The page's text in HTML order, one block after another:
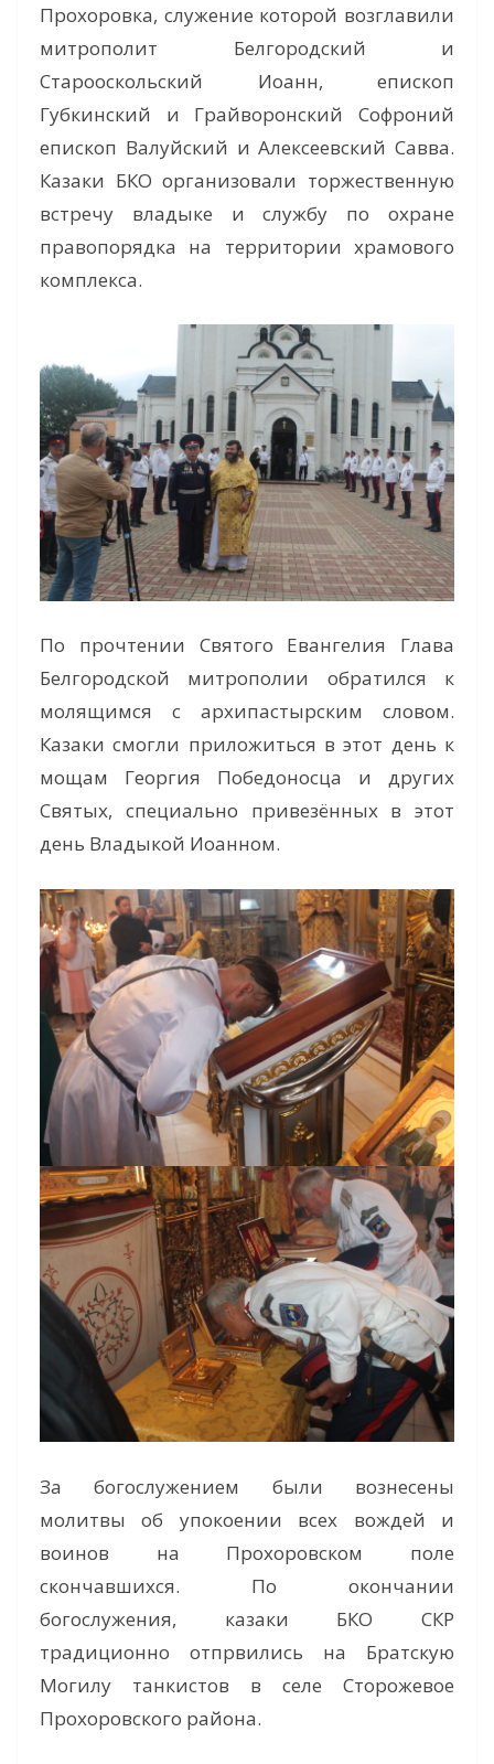
Прохоровка, служение которой возглавили
митрополит Белгородский и
Старооскольский Иоанн, епископ
Губкинский и Грайворонский Софроний
епископ Валуйский и Алексеевский Савва.
Казаки БКО организовали торжественную
встречу владыке и службу по охране
правопорядка на территории храмового
комплекса.
По прочтении Святого Евангелия Глава
Белгородской митрополии обратился к
молящимся с архипастырским словом.
Казаки смогли приложиться в этот день к
мощам Георгия Победоносца и других
Святых, специально привезённых в этот
день Владыкой Иоанном.
За богослужением были вознесены
молитвы об упокоении всех вождей и
воинов на Прохоровском поле
скончавшихся. По окончании
богослужения, казаки БКО СКР
традиционно отпрвились на Братскую
Могилу танкистов в селе Сторожевое
Прохоровского района.